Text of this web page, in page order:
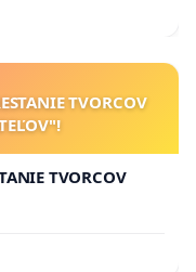
TVORCOV
TVORCOV